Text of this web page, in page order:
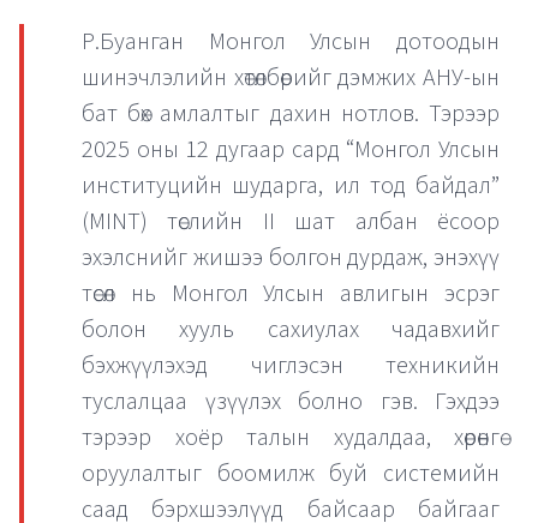
Р.Буанган Монгол Улсын дотоодын
шинэчлэлийн хөтөлбөрийг дэмжих АНУ-ын
бат бөх амлалтыг дахин нотлов. Тэрээр
2025 оны 12 дугаар сард “Монгол Улсын
институцийн шударга, ил тод байдал”
(MINT) төслийн II шат албан ёсоор
эхэлснийг жишээ болгон дурдаж, энэхүү
төсөл нь Монгол Улсын авлигын эсрэг
болон хууль сахиулах чадавхийг
бэхжүүлэхэд чиглэсэн техникийн
туслалцаа үзүүлэх болно гэв. Гэхдээ
тэрээр хоёр талын худалдаа, хөрөнгө
оруулалтыг боомилж буй системийн
саад бэрхшээлүүд байсаар байгааг